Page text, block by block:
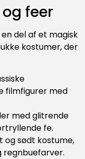
feer
del af et magisk
kostumer, der
filmfigurer med
med glitrende
fe.
og sødt kostume,